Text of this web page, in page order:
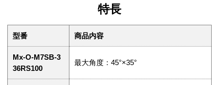
特長
型番 商品内容
Mx-O-M7SB-3
36RS100
最大角度：45°×35°